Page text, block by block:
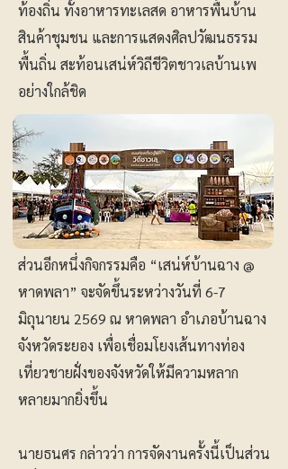
ท้องถิ่น ทั้งอาหารทะเลสด อาหารพื้นบ้าน
สินค้าชุมชน และการแสดงศิลปวัฒนธรรม
พื้นถิ่น สะท้อนเสน่ห์วิถีชีวิตชาวเลบ้านเพ
อย่างใกล้ชิด
ส่วนอีกหนึ่งกิจกรรมคือ “เสน่ห์บ้านฉาง @
หาดพลา” จะจัดขึ้นระหว่างวันที่ 6-7
มิถุนายน 2569 ณ หาดพลา อำเภอบ้านฉาง
จังหวัดระยอง เพื่อเชื่อมโยงเส้นทางท่อง
เที่ยวชายฝั่งของจังหวัดให้มีความหลาก
หลายมากยิ่งขึ้น
นายธนศร กล่าวว่า การจัดงานครั้งนี้เป็นส่วน